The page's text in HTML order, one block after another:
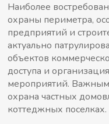
Наиболее
охраны периметра,
предприятий и
актуально
объектов
доступа и
мероприятий. Важным
охрана частных
коттеджных поселках.